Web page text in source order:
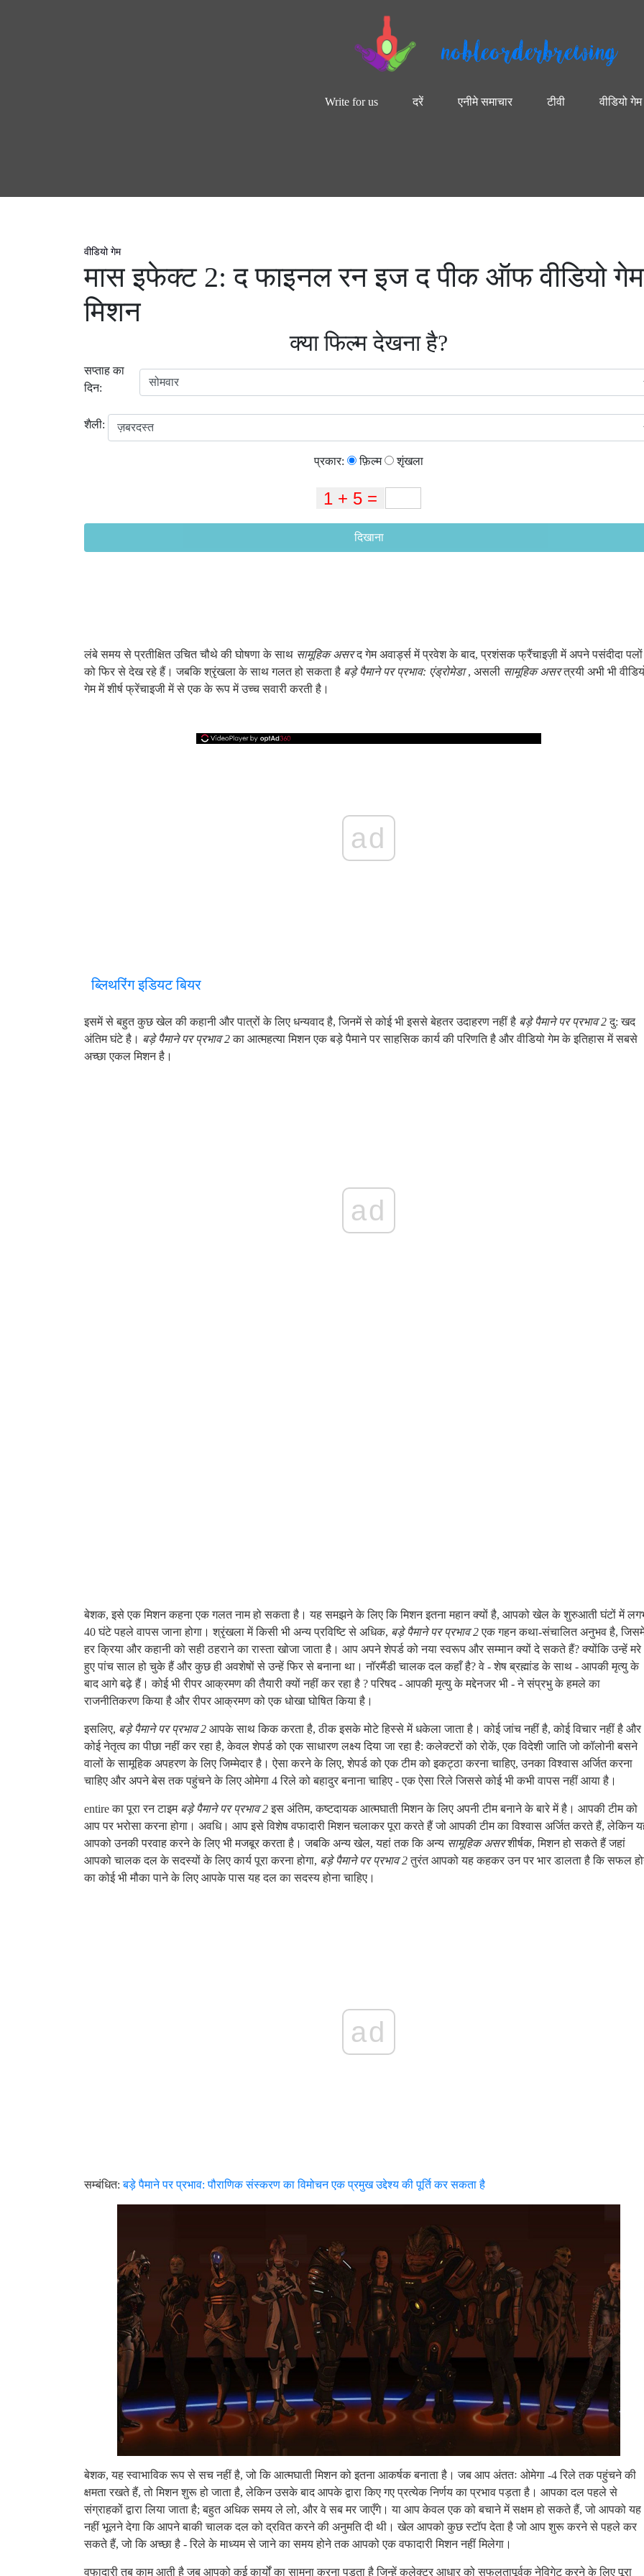
nobleorderbrewing
Write for us दरें एनीमे समाचार टीवी वीडियो गेम
वीडियो गेम
मास इफेक्ट 2: द फाइनल रन इज द पीक ऑफ वीडियो गेम
मिशन
क्या फिल्म देखना है?
सप्ताह का
दिन:
शैली:
प्रकार: फ़िल्म शृंखला
दिखाना
लंबे समय से प्रतीक्षित उचित चौथे की घोषणा के साथ सामूहिक असरद गेम अवार्ड्स में प्रवेश के बाद, प्रशंसक फ्रैंचाइज़ी में अपने पसंदीदा पलों
को फिर से देख रहे हैं। जबकि श्रृंखला के साथ गलत हो सकता है बड़े पैमाने पर प्रभाव: एंड्रोमेडा, असली सामूहिक असरत्रयी अभी भी
गेम में शीर्ष फ्रेंचाइजी में से एक के रूप में उच्च सवारी करती है।
ad
ब्लिथरिंग इडियट बियर
इसमें से बहुत कुछ खेल की कहानी और पात्रों के लिए धन्यवाद है, जिनमें से कोई भी इससे बेहतर उदाहरण नहीं है बड़े पैमाने पर प्रभाव 2दु: खद
अंतिम घंटे है। बड़े पैमाने पर प्रभाव 2का आत्महत्या मिशन एक बड़े पैमाने पर साहसिक कार्य की परिणति है और वीडियो गेम के इतिहास में सबसे
अच्छा एकल मिशन है।
ad
बेशक, इसे एक मिशन कहना एक गलत नाम हो सकता है। यह समझने के लिए कि मिशन इतना महान क्यों है, आपको खेल के शुरुआती घंटों में
40 घंटे पहले वापस जाना होगा। श्रृंखला में किसी भी अन्य प्रविष्टि से अधिक, बड़े पैमाने पर प्रभाव 2एक गहन कथा-संचालित अनुभव है,
हर क्रिया और कहानी को सही ठहराने का रास्ता खोजा जाता है। आप अपने शेपर्ड को नया स्वरूप और सम्मान क्यों दे सकते हैं? क्योंकि उन्हें मरे
हुए पांच साल हो चुके हैं और कुछ ही अवशेषों से उन्हें फिर से बनाना था। नॉरमैंडी चालक दल कहाँ है? वे - शेष ब्रह्मांड के साथ - आपकी मृत्यु के
बाद आगे बढ़े हैं। कोई भी रीपर आक्रमण की तैयारी क्यों नहीं कर रहा है ? परिषद - आपकी मृत्यु के मद्देनजर भी - ने संप्रभु के हमले का
राजनीतिकरण किया है और रीपर आक्रमण को एक धोखा घोषित किया है।
इसलिए, बड़े पैमाने पर प्रभाव 2 आपके साथ किक करता है, ठीक इसके मोटे हिस्से में धकेला जाता है। कोई जांच नहीं है, कोई विचार नहीं है और
कोई नेतृत्व का पीछा नहीं कर रहा है, केवल शेपर्ड को एक साधारण लक्ष्य दिया जा रहा है: कलेक्टरों को रोकें, एक विदेशी जाति जो कॉलोनी बसने
वालों के सामूहिक अपहरण के लिए जिम्मेदार है। ऐसा करने के लिए, शेपर्ड को एक टीम को इकट्ठा करना चाहिए, उनका विश्वास अर्जित करना
चाहिए और अपने बेस तक पहुंचने के लिए ओमेगा 4 रिले को बहादुर बनाना चाहिए - एक ऐसा रिले जिससे कोई भी कभी वापस नहीं आया है।
entire का पूरा रन टाइम बड़े पैमाने पर प्रभाव 2इस अंतिम, कष्टदायक आत्मघाती मिशन के लिए अपनी टीम बनाने के बारे में है। आपकी टीम को
आप पर भरोसा करना होगा। अवधि। आप इसे विशेष वफादारी मिशन चलाकर पूरा करते हैं जो आपकी टीम का विश्वास अर्जित करते हैं, लेकिन
आपको उनकी परवाह करने के लिए भी मजबूर करता है। जबकि अन्य खेल, यहां तक ​​कि अन्य सामूहिक असरशीर्षक, मिशन हो सकते हैं जहां
आपको चालक दल के सदस्यों के लिए कार्य पूरा करना होगा, बड़े पैमाने पर प्रभाव 2तुरंत आपको यह कहकर उन पर भार डालता है कि सफल
का कोई भी मौका पाने के लिए आपके पास यह दल का सदस्य होना चाहिए।
ad
सम्बंधित:बड़े पैमाने पर प्रभाव: पौराणिक संस्करण का विमोचन एक प्रमुख उद्देश्य की पूर्ति कर सकता है
बेशक, यह स्वाभाविक रूप से सच नहीं है, जो कि आत्मघाती मिशन को इतना आकर्षक बनाता है। जब आप अंततः ओमेगा -4 रिले तक पहुंचने की
क्षमता रखते हैं, तो मिशन शुरू हो जाता है, लेकिन उसके बाद आपके द्वारा किए गए प्रत्येक निर्णय का प्रभाव पड़ता है। आपका दल पहले से
संग्राहकों द्वारा लिया जाता है; बहुत अधिक समय ले लो, और वे सब मर जाएँगे। या आप केवल एक को बचाने में सक्षम हो सकते हैं, जो आपको यह
नहीं भूलने देगा कि आपने बाकी चालक दल को द्रवित करने की अनुमति दी थी। खेल आपको कुछ स्टॉप देता है जो आप शुरू करने से पहले कर
सकते हैं, जो कि अच्छा है - रिले के माध्यम से जाने का समय होने तक आपको एक वफादारी मिशन नहीं मिलेगा।
वफादारी तब काम आती है जब आपको कई कार्यों का सामना करना पड़ता है जिन्हें कलेक्टर आधार को सफलतापूर्वक नेविगेट करने के लिए पूरा